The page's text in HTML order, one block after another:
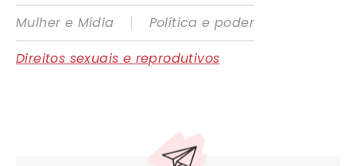
Mulher e Mídia
|
Política e poder
Direitos sexuais e reprodutivos